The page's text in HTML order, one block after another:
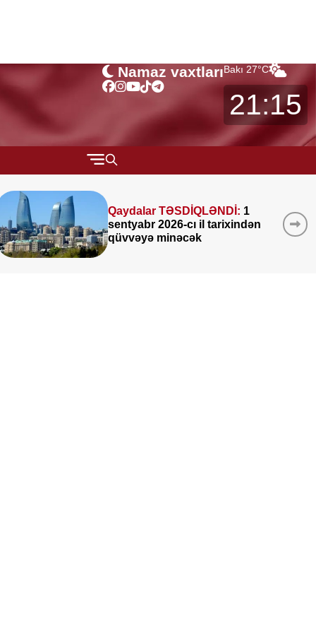
Namaz vaxtlarıBakı 27°C
21:15
MÜSAHİBƏ
MARAQLI
Yeni təyin olunan müavin
KİMDİR? —FOTO